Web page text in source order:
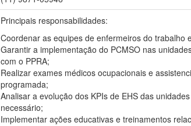
Principais responsabilidades:
Coordenar as equipes de enfermeiros do trabalho
Garantir a implementação do PCMSO nas
com o PPRA;
Realizar exames médicos ocupacionais e
programada;
Analisar a evolução dos KPIs de EHS das
necessário;
Implementar ações educativas e treinamentos